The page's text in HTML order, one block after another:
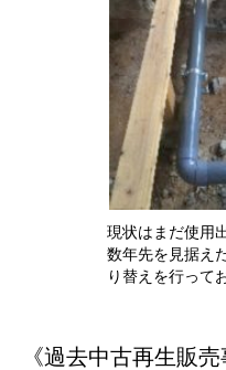
現状はまだ使用
数年先を見据え
り替えを行って
《過去中古再生販売